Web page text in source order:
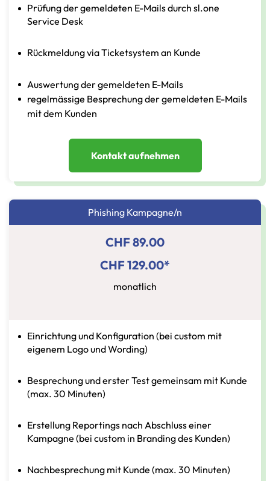
Prüfung der gemeldeten E-Mails durch sl.one
Service Desk
Rückmeldung via Ticketsystem an Kunde
Auswertung der gemeldeten E-Mails
regelmässige Besprechung der gemeldeten E-Mails
mit dem Kunden
Kontakt aufnehmen
Phishing Kampagne/n
CHF 89.00
CHF 129.00*
monatlich
Einrichtung und Konfiguration (bei custom mit
eigenem Logo und Wording)
Besprechung und erster Test gemeinsam mit Kunde
(max. 30 Minuten)
Erstellung Reportings nach Abschluss einer
Kampagne (bei custom in Branding des Kunden)
Nachbesprechung mit Kunde (max. 30 Minuten)